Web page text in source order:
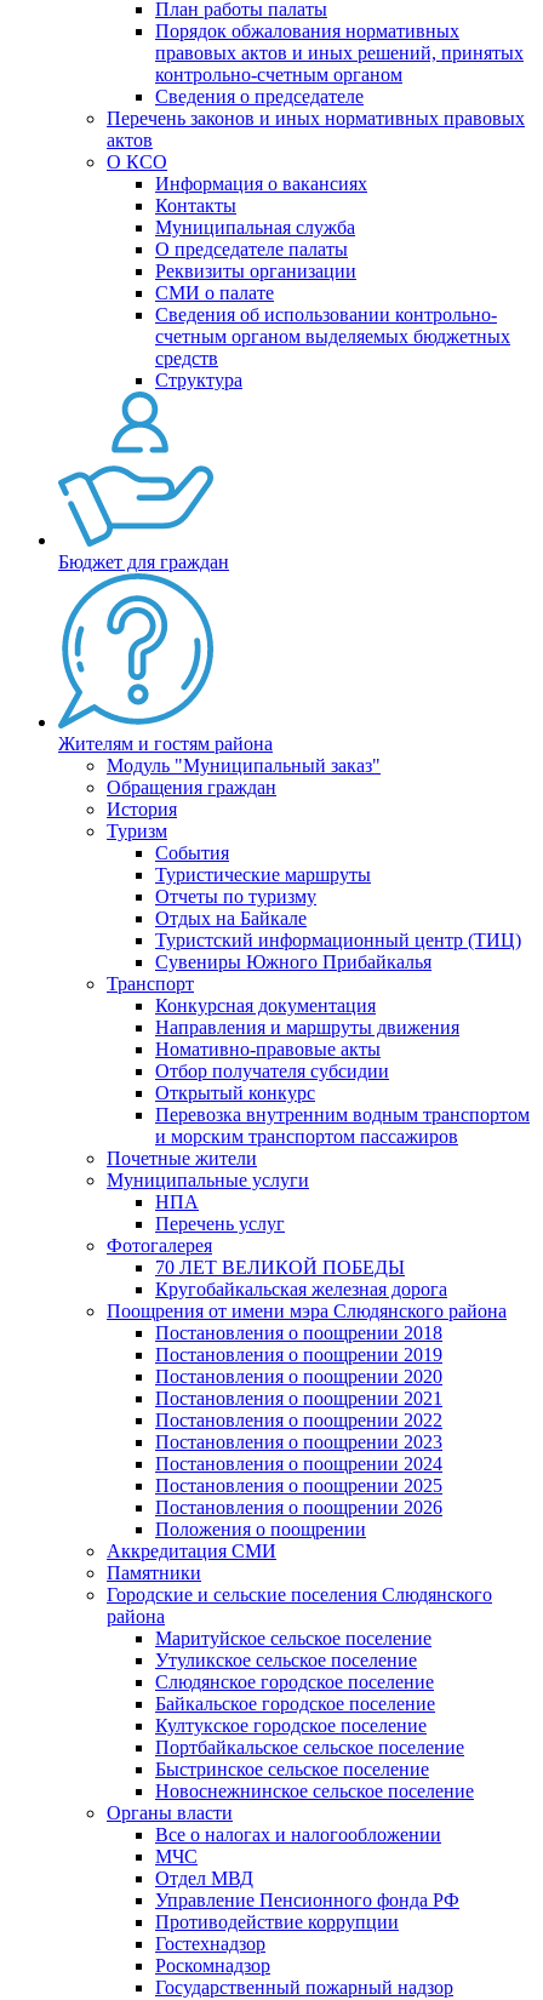
План работы палаты
Порядок обжалования нормативных
правовых актов и иных решений, принятых
контрольно-счетным органом
Сведения о председателе
Перечень законов и иных нормативных правовых
актов
О КСО
Информация о вакансиях
Контакты
Муниципальная служба
О председателе палаты
Реквизиты организации
СМИ о палате
Сведения об использовании контрольно-
счетным органом выделяемых бюджетных
средств
Структура
Бюджет для граждан
Жителям и гостям района
Модуль "Муниципальный заказ"
Обращения граждан
История
Туризм
События
Туристические маршруты
Отчеты по туризму
Отдых на Байкале
Туристский информационный центр (ТИЦ)
Сувениры Южного Прибайкалья
Транспорт
Конкурсная документация
Направления и маршруты движения
Номативно-правовые акты
Отбор получателя субсидии
Открытый конкурс
Перевозка внутренним водным транспортом
и морским транспортом пассажиров
Почетные жители
Муниципальные услуги
НПА
Перечень услуг
Фотогалерея
70 ЛЕТ ВЕЛИКОЙ ПОБЕДЫ
Кругобайкальская железная дорога
Поощрения от имени мэра Слюдянского района
Постановления о поощрении 2018
Постановления о поощрении 2019
Постановления о поощрении 2020
Постановления о поощрении 2021
Постановления о поощрении 2022
Постановления о поощрении 2023
Постановления о поощрении 2024
Постановления о поощрении 2025
Постановления о поощрении 2026
Положения о поощрении
Аккредитация СМИ
Памятники
Городские и сельские поселения Слюдянского
района
Маритуйское сельское поселение
Утуликское сельское поселение
Слюдянское городское поселение
Байкальское городское поселение
Култукское городское поселение
Портбайкальское сельское поселение
Быстринское сельское поселение
Новоснежнинское сельское поселение
Органы власти
Все о налогах и налогообложении
МЧС
Отдел МВД
Управление Пенсионного фонда РФ
Противодействие коррупции
Гостехнадзор
Роскомнадзор
Государственный пожарный надзор